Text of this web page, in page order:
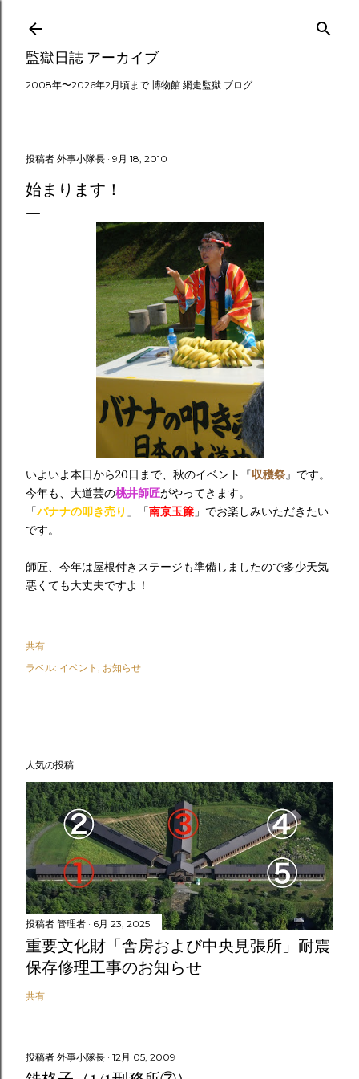
スキップしてメイン コンテンツに移動
監獄日誌 アーカイブ
2008年〜2026年2月頃まで 博物館 網走監獄 ブログ
投稿者 外事小隊長 9月 18, 2010
始まります！
いよいよ本日から20日まで、秋のイベント『収穫祭』です。
今年も、大道芸の桃井師匠がやってきます。
「バナナの叩き売り 」「南京玉簾 」でお楽しみいただきたい
です。
師匠、今年は屋根付きステージも準備しましたので多少天気
悪くても大丈夫ですよ！
共有
ラベル: イベント お知らせ
人気の投稿
投稿者 管理者 6月 23, 2025
重要文化財「舎房および中央見張所」耐震
保存修理工事のお知らせ
共有
投稿者 外事小隊長 12月 05, 2009